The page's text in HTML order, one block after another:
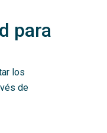
para
los
de